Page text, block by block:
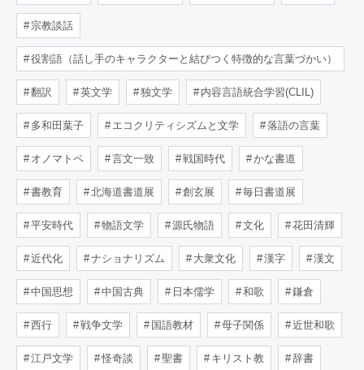
宗教談話
役割語（話し手のキャラクターと結びつく特徴的な言葉づかい）
翻訳 英文学 独文学 内容言語統合学習(CLIL)
多和田葉子 エコクリティシズムと文学 落語の言葉
オノマトペ 言文一致 戦国時代 かな書道
書教育 北海道書道展 創玄展 毎日書道展
平安時代 物語文学 源氏物語 文化 花田清輝
近代化 ナショナリズム 大衆文化 漢字 漢文
中国思想 中国古典 日本儒学 和歌 鎌倉
西行 戦争文学 国語教材 母子関係 近世和歌
江戸文学 怪奇談 聖書 キリスト教 辞書